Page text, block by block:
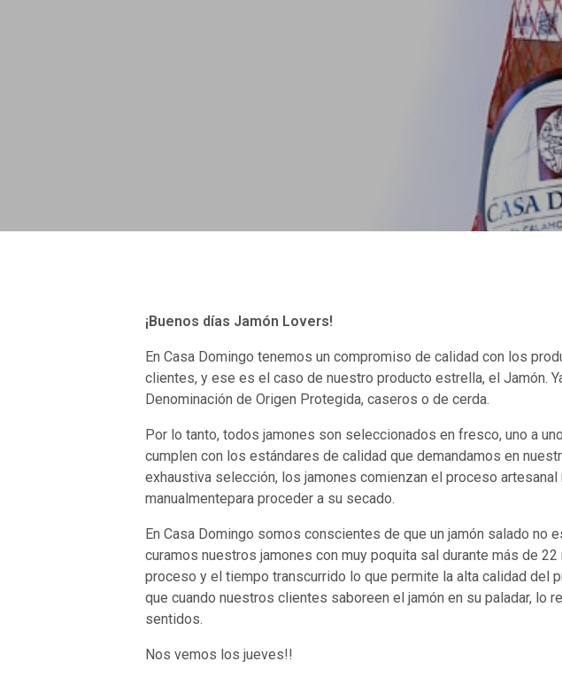
¡Buenos días Jamón Lovers!
En Casa Domingo tenemos un compromiso de calidad con los
clientes, y ese es el caso de nuestro producto estrella, el Jamón.
Denominación de Origen Protegida, caseros o de cerda.
Por lo tanto, todos jamones son seleccionados en fresco, uno a
cumplen con los estándares de calidad que demandamos en
exhaustiva selección, los jamones comienzan el proceso
manualmentepara proceder a su secado.
En Casa Domingo somos conscientes de que un jamón salado no
curamos nuestros jamones con muy poquita sal durante más de
proceso y el tiempo transcurrido lo que permite la alta calidad del
que cuando nuestros clientes saboreen el jamón en su paladar, lo
sentidos.
Nos vemos los jueves!!